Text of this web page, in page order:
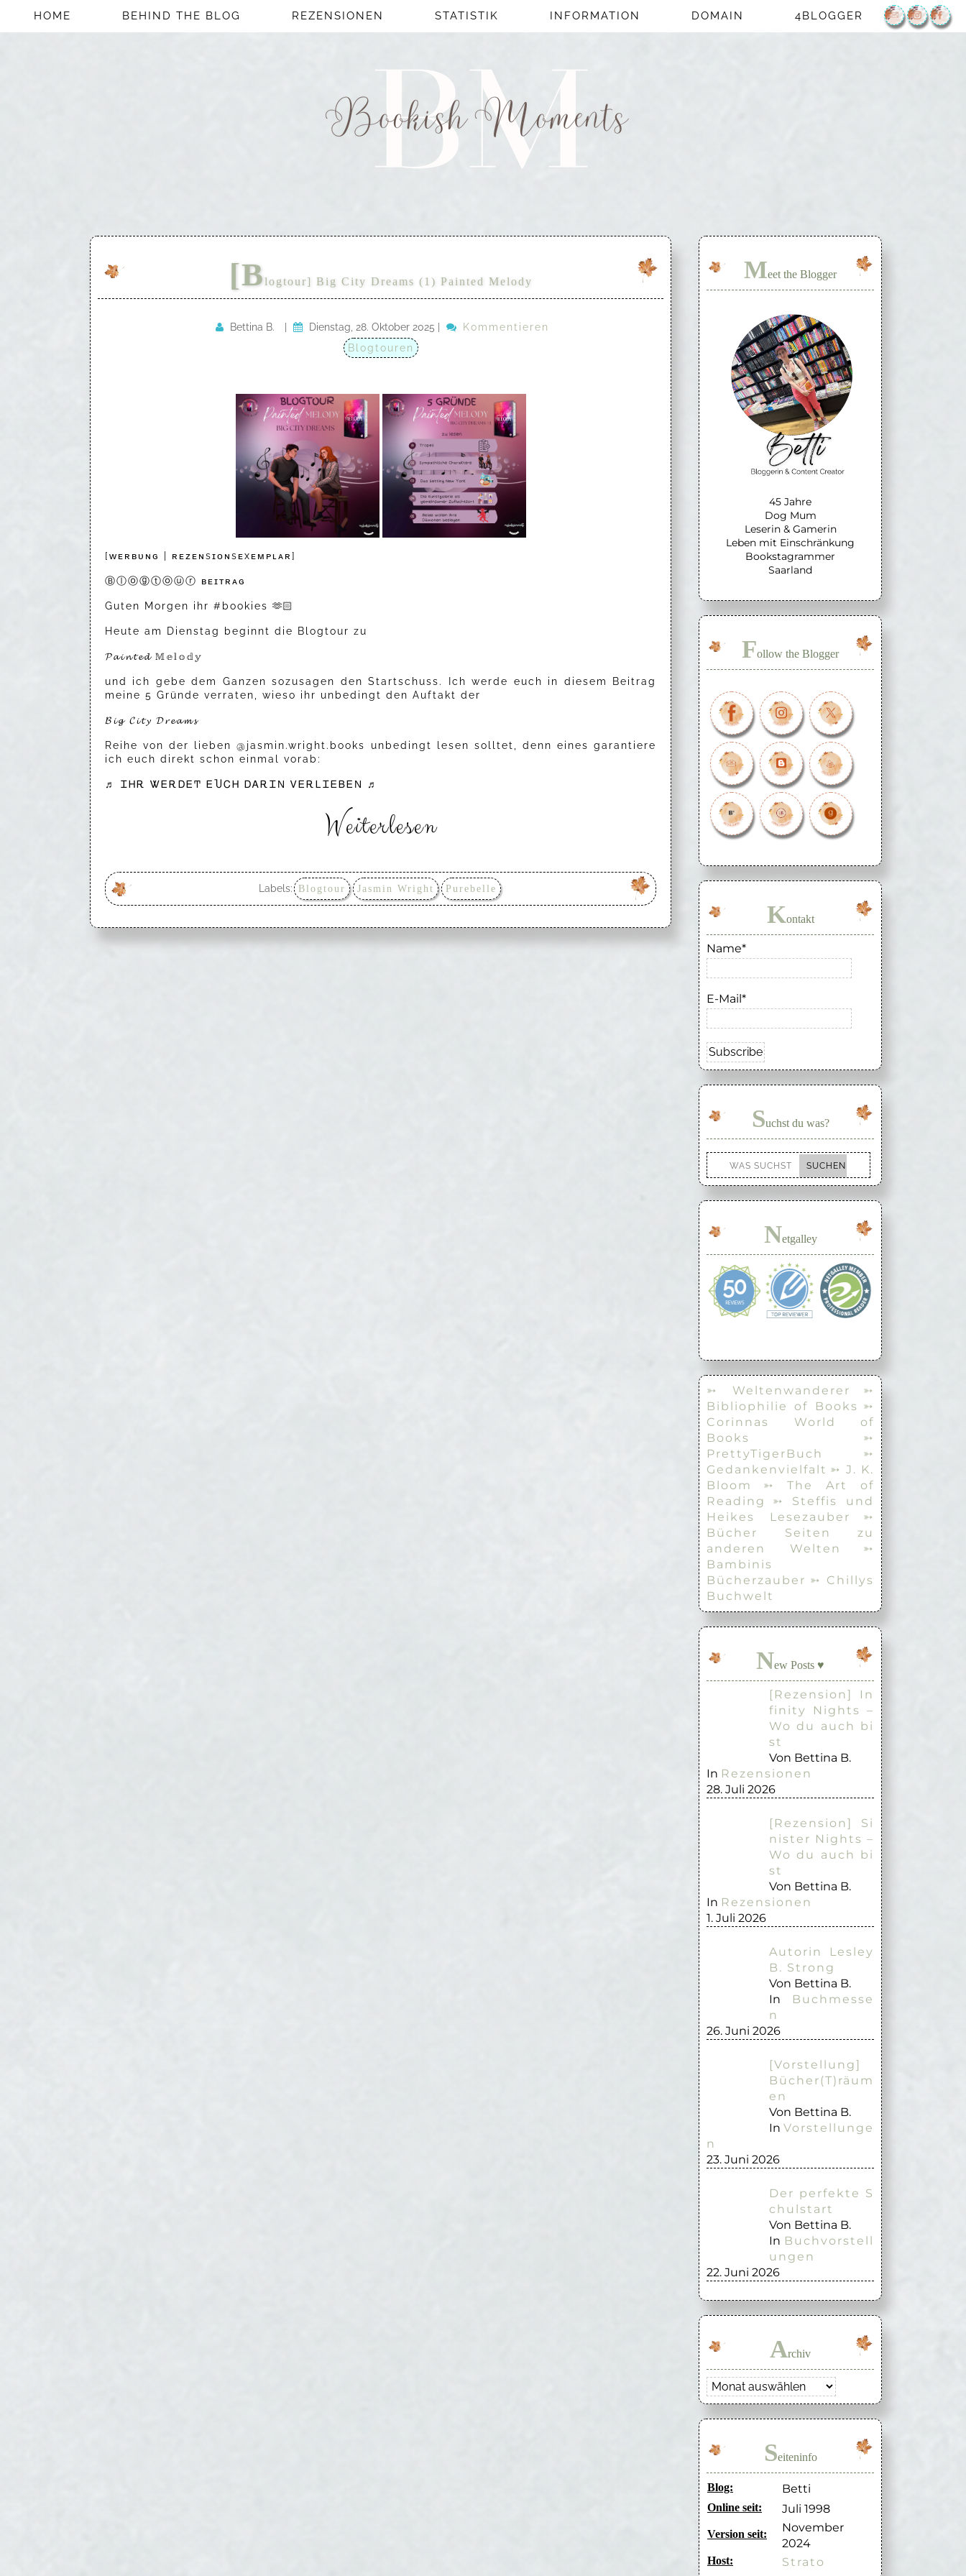
HOME BEHIND THE BLOG REZENSIONEN STATISTIK INFORMATION DOMAIN 4BLOGGER
[Blogtour] Big City Dreams (1) Painted Melody
Bettina B. Dienstag, 28. Oktober 2025
Kommentieren
Blogtouren
[ᴡᴇʀʙᴜɴɢ | ʀᴇᴢᴇɴsɪᴏɴsᴇxᴇᴍᴘʟᴀʀ]
Ⓑⓛⓞⓖⓣⓞⓤⓡ ʙᴇɪᴛʀᴀɢ
Guten Morgen ihr #bookies 🫶🏻
Heute am Dienstag beginnt die Blogtour zu
𝓟𝓪𝓲𝓷𝓽𝓮𝓭 𝕄𝕖𝕝𝕠𝕕𝕪
und ich gebe dem Ganzen sozusagen den Startschuss. Ich werde euch in diesem Beitrag
meine 5 Gründe verraten, wieso ihr unbedingt den Auftakt der
𝓑𝓲𝓰 𝓒𝓲𝓽𝔂 𝓓𝓻𝓮𝓪𝓶𝓼
Reihe von der lieben @jasmin.wright.books unbedingt lesen solltet, denn eines garantiere
ich euch direkt schon einmal vorab:
♬ ᏆᎻᎡ ᏔᎬᎡᎠᎬͲ ᎬႮᏟᎻ ᎠᎪᎡᏆΝ ᏙᎬᎡᏞᏆᎬᏴᎬΝ ♬
Weiterlesen
Labels: Blogtour Jasmin Wright Purebelle
Meet the Blogger
45 Jahre
Dog Mum
Leserin & Gamerin
Leben mit Einschränkung
Bookstagrammer
Saarland
Follow the Blogger
Kontakt
Name*
E-Mail*
Suchst du was?
Netgalley
➳ Weltenwanderer
➳
Bibliophilie of Books ➳
Corinnas World of
Books
➳
PrettyTigerBuch
➳
Gedankenvielfalt ➳ J. K.
Bloom
➳ The Art of
Reading
➳ Steffis und
Heikes Lesezauber
➳
Bücher Seiten zu
anderen Welten
➳
Bambinis
Bücherzauber ➳ Chillys
Buchwelt
New Posts ♥
[Rezension] In
finity Nights –
Wo du auch bi
st
Von Bettina B.
In Rezensionen
28. Juli 2026
[Rezension] Si
nister Nights –
Wo du auch bi
st
Von Bettina B.
In Rezensionen
1. Juli 2026
Autorin Lesley
B. Strong
Von Bettina B.
In
Buchmesse
n
26. Juni 2026
[Vorstellung]
Bücher(T)räum
en
Von Bettina B.
In Vorstellunge
n
23. Juni 2026
Der perfekte S
chulstart
Von Bettina B.
In Buchvorstell
ungen
22. Juni 2026
Archiv
Archiv
Seiteninfo
Blog: Betti
Online seit: Juli 1998
Version seit:
November
2024
Host: Strato